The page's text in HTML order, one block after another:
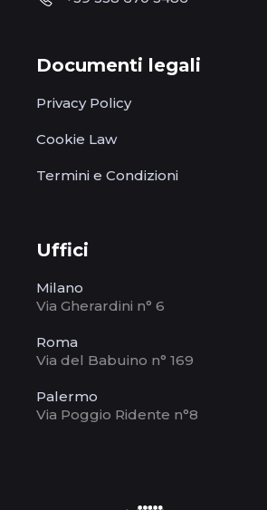
Documenti legali
Privacy Policy
Cookie Law
Termini e Condizioni
Uffici
Milano
Via Gherardini n° 6
Roma
Via del Babuino n° 169
Palermo
Via Poggio Ridente n°8